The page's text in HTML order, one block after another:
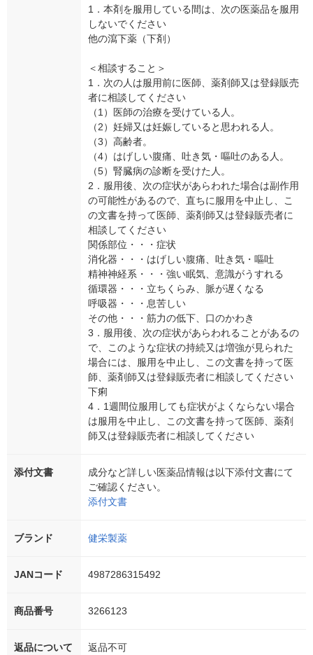
1．本剤を服用している間は、次の医薬品を服用
しないでください
他の瀉下薬（下剤）
＜相談すること＞
1．次の人は服用前に医師、薬剤師又は登録販売
者に相談してください
（1）医師の治療を受けている人。
（2）妊婦又は妊娠していると思われる人。
（3）高齢者。
（4）はげしい腹痛、吐き気・嘔吐のある人。
（5）腎臓病の診断を受けた人。
2．服用後、次の症状があらわれた場合は副作用
の可能性があるので、直ちに服用を中止し、こ
の文書を持って医師、薬剤師又は登録販売者に
相談してください
関係部位・・・症状
消化器・・・はげしい腹痛、吐き気・嘔吐
精神神経系・・・強い眠気、意識がうすれる
循環器・・・立ちくらみ、脈が遅くなる
呼吸器・・・息苦しい
その他・・・筋力の低下、口のかわき
3．服用後、次の症状があらわれることがあるの
で、このような症状の持続又は増強が見られた
場合には、服用を中止し、この文書を持って医
師、薬剤師又は登録販売者に相談してください
下痢
4．1週間位服用しても症状がよくならない場合
は服用を中止し、この文書を持って医師、薬剤
師又は登録販売者に相談してください
添付文書
成分など詳しい医薬品情報は以下添付文書にて
ご確認ください。
添付文書
ブランド 健栄製薬
JANコード 4987286315492
商品番号 3266123
返品について
返品不可